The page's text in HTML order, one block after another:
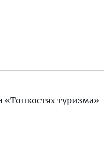
«Тонкостях туризма»